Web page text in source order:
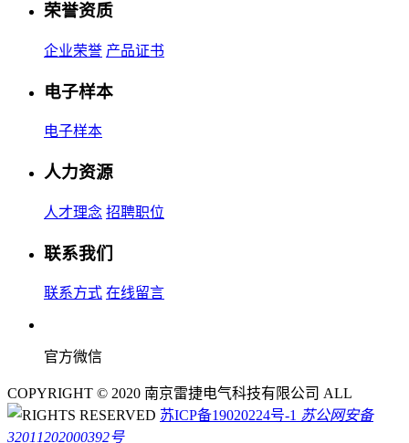
荣誉资质
企业荣誉 产品证书
电子样本
电子样本
人力资源
人才理念 招聘职位
联系我们
联系方式 在线留言
官方微信
COPYRIGHT © 2020 南京雷捷电气科技有限公司 ALL
RIGHTS RESERVED 苏ICP备19020224号-1 苏公网安备
32011202000392号